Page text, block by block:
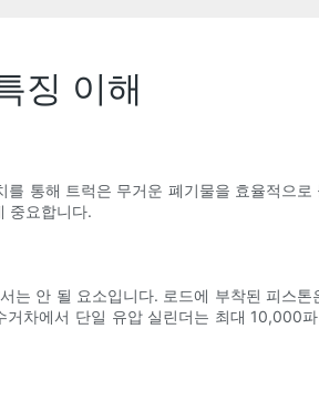
징 이해
통해 트럭은 무거운 폐기물을 효율적으
중요합니다.
안 될 요소입니다. 로드에 부착된 피스
차에서 단일 유압 실린더는 최대 10,000